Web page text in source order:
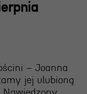
– Joanna
jej ulubioną